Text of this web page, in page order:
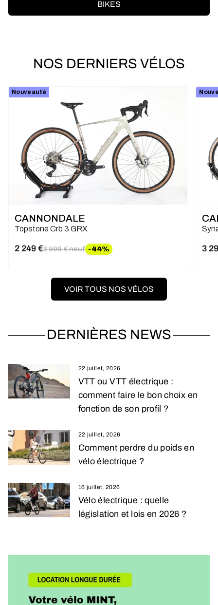
BIKES
NOS DERNIERS VÉLOS
Nouveauté
CANNONDALE
Topstone Crb 3 GRX
2 249 €Prix régulier
3 999 € neuf -44%
Prix réduit 3
VOIR TOUS NOS VÉLOS
DERNIÈRES NEWS
22 juillet, 2026
VTT ou VTT électrique :
comment faire le bon choix en
fonction de son profil ?
22 juillet, 2026
Comment perdre du poids en
vélo électrique ?
16 juillet, 2026
Vélo électrique : quelle
législation et lois en 2026 ?